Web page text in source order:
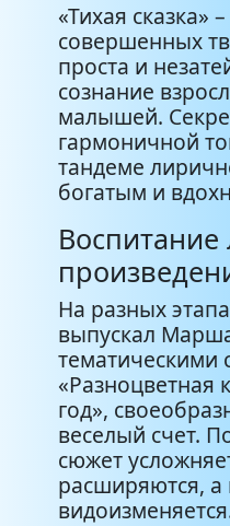
«Тихая сказка»
совершенных
проста и
сознание
малышей.
гармоничной
тандеме
богатым и
На разных
выпускал
тематическими
«Разноцветная
год»,
веселый счет.
сюжет
расширяются, а